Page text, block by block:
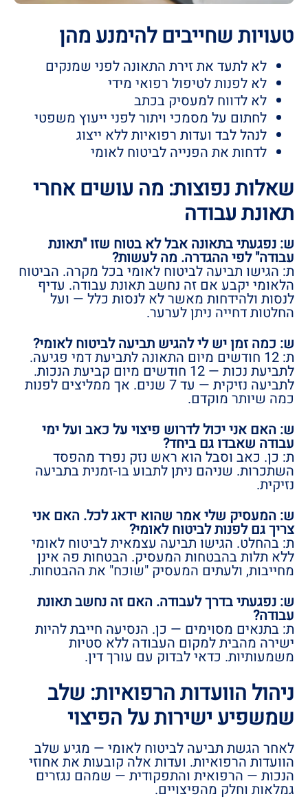
טעויות שחייבים להימנע מהן
לא לתעד את זירת התאונה לפני שמנקים
לא לפנות לטיפול רפואי מידי
לא לדווח למעסיק בכתב
לחתום על מסמכי ויתור לפני ייעוץ משפטי
לנהל לבד ועדות רפואיות ללא ייצוג
לדחות את הפנייה לביטוח לאומי
שאלות נפוצות: מה עושים אחרי
תאונת עבודה
ש: נפגעתי בתאונה אבל לא בטוח שזו "תאונת
עבודה" לפי ההגדרה. מה לעשות?
ת: הגישו תביעה לביטוח לאומי בכל מקרה. הביטוח
הלאומי יקבע אם זה נחשב תאונת עבודה. עדיף
לנסות ולהידחות מאשר לא לנסות כלל — ועל
החלטות דחייה ניתן לערער.
ש: כמה זמן יש לי להגיש תביעה לביטוח לאומי?
ת: 12 חודשים מיום התאונה לתביעת דמי פגיעה.
לתביעת נכות — 12 חודשים מיום קביעת הנכות.
לתביעה נזיקית — עד 7 שנים. אך ממליצים לפנות
כמה שיותר מוקדם.
ש: האם אני יכול לדרוש פיצוי על כאב ועל ימי
עבודה שאבדו גם ביחד?
ת: כן. כאב וסבל הוא ראש נזק נפרד מהפסד
השתכרות. שניהם ניתן לתבוע בו-זמנית בתביעה
נזיקית.
ש: המעסיק שלי אמר שהוא ידאג לכל. האם אני
צריך גם לפנות לביטוח לאומי?
ת: בהחלט. הגישו תביעה עצמאית לביטוח לאומי
ללא תלות בהבטחות המעסיק. הבטחות פה אינן
מחייבות, ולעתים המעסיק "שוכח" את ההבטחות.
ש: נפגעתי בדרך לעבודה. האם זה נחשב תאונת
עבודה?
ת: בתנאים מסוימים — כן. הנסיעה חייבת להיות
ישירה מהבית למקום העבודה ללא סטיות
משמעותיות. כדאי לבדוק עם עורך דין.
ניהול הוועדות הרפואיות: שלב
שמשפיע ישירות על הפיצוי
לאחר הגשת תביעה לביטוח לאומי — מגיע שלב
הוועדות הרפואיות. ועדות אלה קובעות את אחוזי
הנכות — הרפואית והתפקודית — שמהם נגזרים
גמלאות וחלק מהפיצויים.